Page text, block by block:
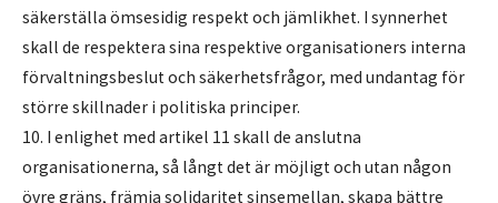
säkerställa ömsesidig respekt och jämlikhet. I synnerhet
skall de respektera sina respektive organisationers interna
förvaltningsbeslut och säkerhetsfrågor, med undantag för
större skillnader i politiska principer.
10. I enlighet med artikel 11 skall de anslutna
organisationerna, så långt det är möjligt och utan någon
övre gräns, främja solidaritet sinsemellan, skapa bättre